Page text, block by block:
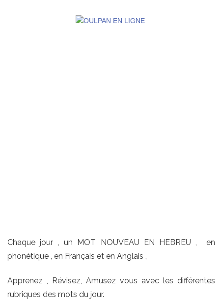
Chaque jour , un MOT NOUVEAU EN HEBREU , en
phonétique , en Français et en Anglais ,
Apprenez , Révisez, Amusez vous avec les différentes
rubriques des mots du jour.